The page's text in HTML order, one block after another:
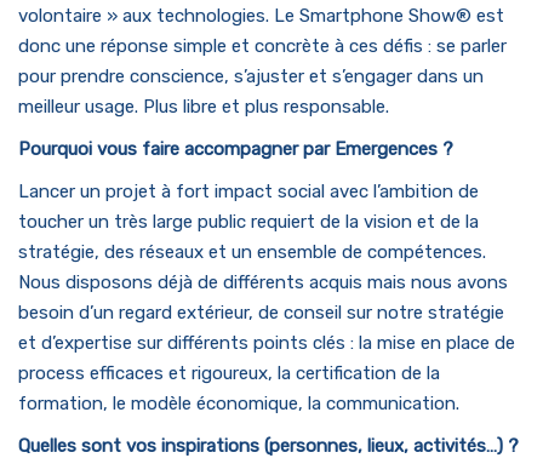
volontaire » aux technologies. Le Smartphone Show® est
donc une réponse simple et concrète à ces défis : se parler
pour prendre conscience, s’ajuster et s’engager dans un
meilleur usage. Plus libre et plus responsable.
Pourquoi vous faire accompagner par Emergences ?
Lancer un projet à fort impact social avec l’ambition de
toucher un très large public requiert de la vision et de la
stratégie, des réseaux et un ensemble de compétences.
Nous disposons déjà de différents acquis mais nous avons
besoin d’un regard extérieur, de conseil sur notre stratégie
et d’expertise sur différents points clés : la mise en place de
process efficaces et rigoureux, la certification de la
formation, le modèle économique, la communication.
Quelles sont vos inspirations (personnes, lieux, activités…) ?